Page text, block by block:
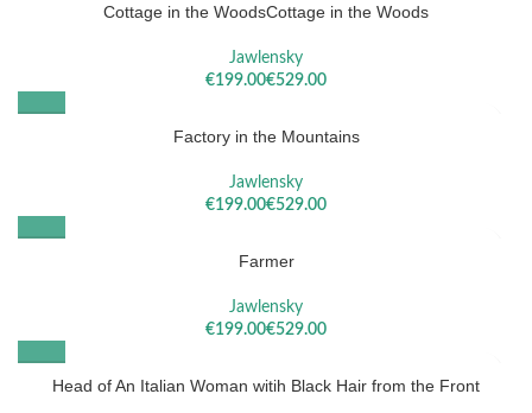
Cottage in the WoodsCottage in the Woods
Jawlensky
€
€
Factory in the Mountains
Jawlensky
€
€
Farmer
Jawlensky
€
€
Head of An Italian Woman witih Black Hair from the Front